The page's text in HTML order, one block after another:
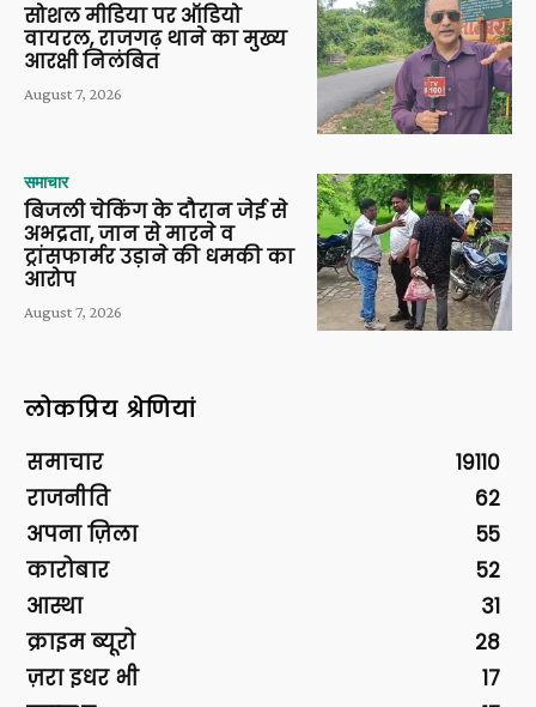
सोशल मीडिया पर ऑडियो
वायरल, राजगढ़ थाने का मुख्य
आरक्षी निलंबित
August 7, 2026
समाचार
बिजली चेकिंग के दौरान जेई से
अभद्रता, जान से मारने व
ट्रांसफार्मर उड़ाने की धमकी का
आरोप
August 7, 2026
लोकप्रिय श्रेणियां
समाचार
19110
राजनीति
62
अपना ज़िला
55
कारोबार
52
आस्था
31
क्राइम ब्यूरो
28
ज़रा इधर भी
17